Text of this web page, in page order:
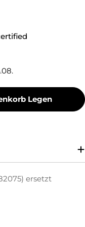
Kit
Toner Toner-
Legen
ersetzt